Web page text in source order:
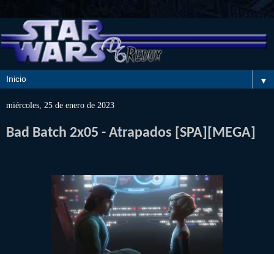
▼
miércoles, 25 de enero de 2023
Bad Batch 2x05 - Atrapados [SPA][MEGA]